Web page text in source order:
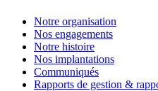
Notre organisation
Nos engagements
Notre histoire
Nos implantations
Communiqués
Rapports de gestion &